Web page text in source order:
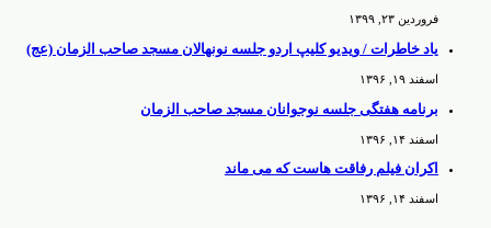
فروردین ۲۳, ۱۳۹۹
یاد خاطرات / ویدیو کلیپ اردو جلسه نونهالان مسجد صاحب الزمان (عج)
اسفند ۱۹, ۱۳۹۶
برنامه هفتگی جلسه نوجوانان مسجد صاحب الزمان
اسفند ۱۴, ۱۳۹۶
اکران فیلم رفاقت هاست که می ماند
اسفند ۱۴, ۱۳۹۶